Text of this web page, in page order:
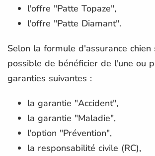
l'offre "Patte Topaze",
l'offre "Patte Diamant".
Selon la formule d'assurance chien
possible de bénéficier de l'une ou
garanties suivantes :
la garantie "Accident",
la garantie "Maladie",
l'option "Prévention",
la responsabilité civile (RC),